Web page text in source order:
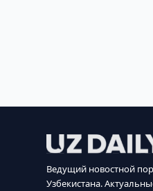
Ведущий новостной
Узбекистана.